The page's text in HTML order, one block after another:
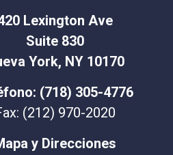
Lexington Ave
Suite 830
York, NY 10170
(718) 305-4776
(212) 970-2020
y Direcciones